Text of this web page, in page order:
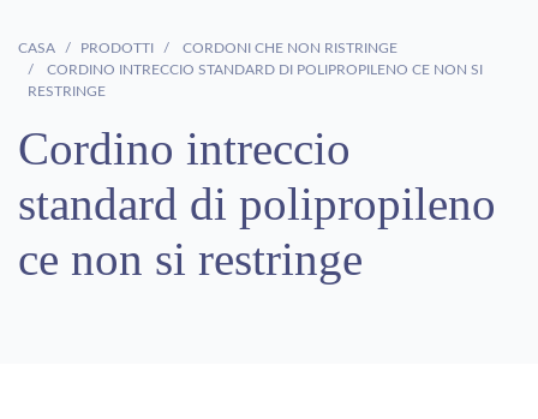
CASA PRODOTTI
CORDONI CHE NON RISTRINGE
CORDINO INTRECCIO STANDARD DI POLIPROPILENO CE NON SI
RESTRINGE
Cordino intreccio
standard di polipropileno
ce non si restringe